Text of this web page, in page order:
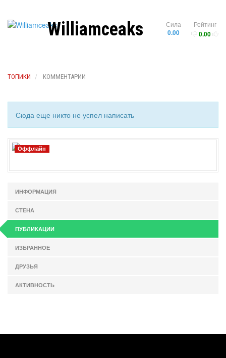
Рейтинг
0.00
Сила
0.00
Williamceaks
ТОПИКИ КОММЕНТАРИИ
Сюда еще никто не успел написать
Оффлайн
ИНФОРМАЦИЯ
СТЕНА
ПУБЛИКАЦИИ
ИЗБРАННОЕ
ДРУЗЬЯ
АКТИВНОСТЬ